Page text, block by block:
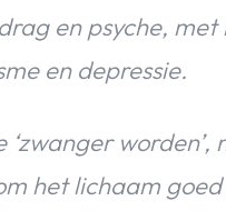
en psyche, met
en depressie.
‘zwanger worden’,
het lichaam goed